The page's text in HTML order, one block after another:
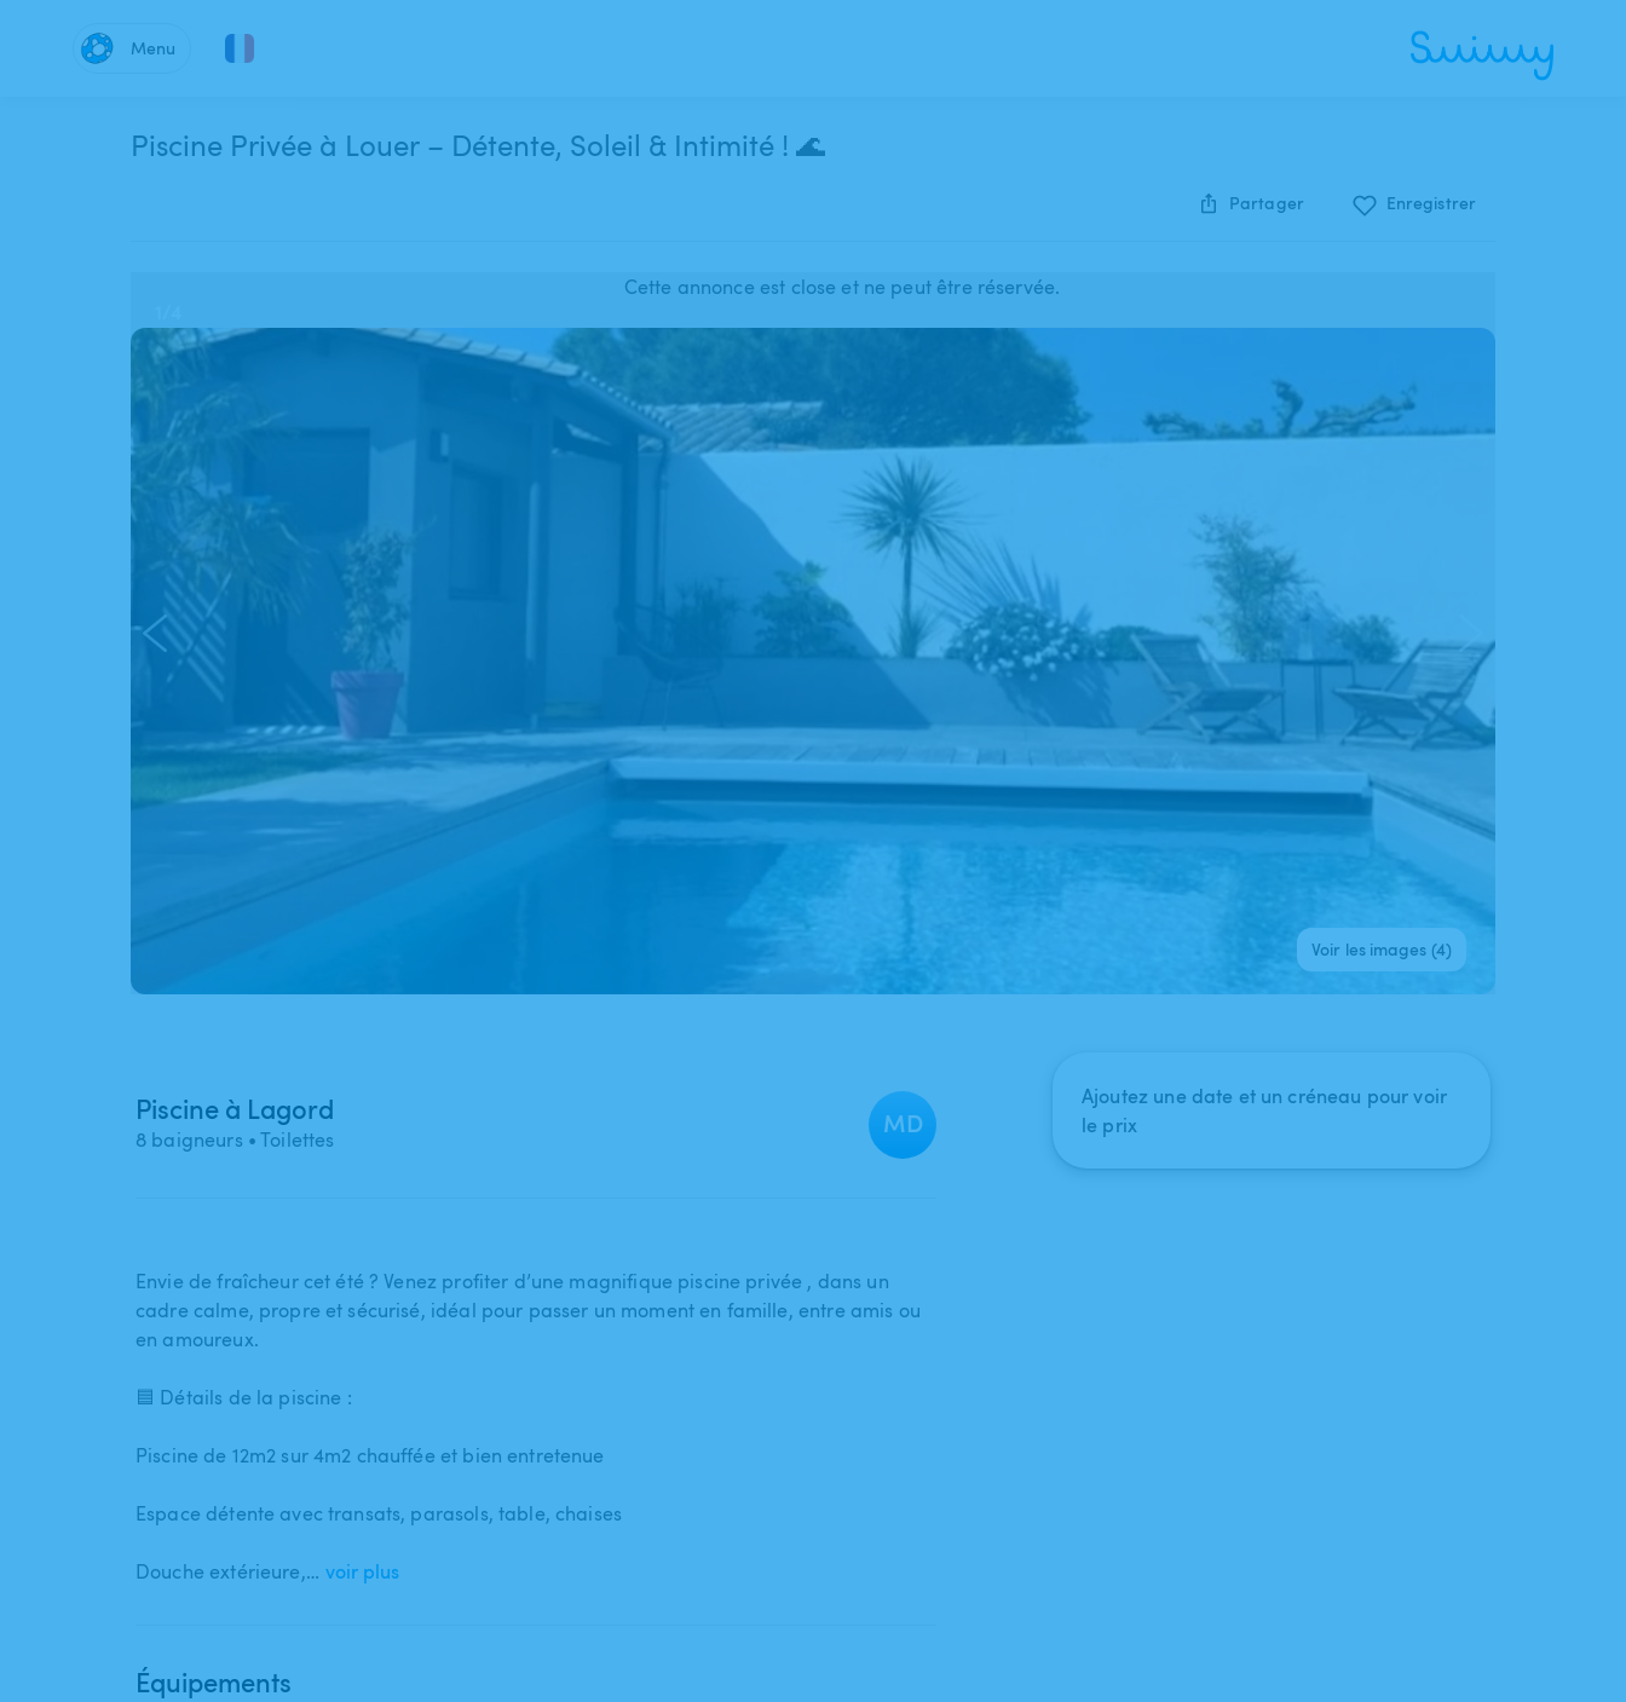
Menu
Piscine Privée à Louer – Détente, Soleil & Intimité ! 🌊
Partager Enregistrer
Cette annonce est close et ne peut être réservée.
Voir les images (4)
Piscine à Lagord
8 baigneurs • Toilettes
MD
Envie de fraîcheur cet été ? Venez profiter d’une magnifique piscine privée ​,​ dans un
cadre calme​,​ propre et sécurisé​,​ idéal pour passer un moment en famille​,​ entre amis ou
en amoureux.
🟦 Détails de la piscine :
Piscine de 12m2 sur 4m2 chauffée et bien entretenue
Espace détente avec transats​,​ parasols​,​ table​,​ chaises
Douche extérieure​,​… voir plus
Équipements
Ajoutez une date et un créneau pour voir
le prix